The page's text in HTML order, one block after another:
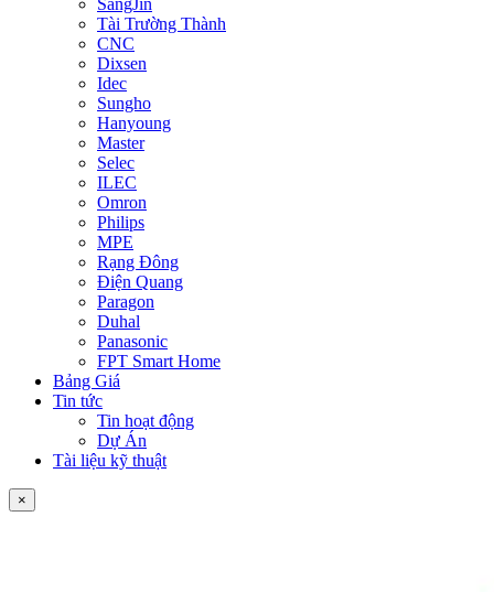
SangJin
Tài Trường Thành
CNC
Dixsen
Idec
Sungho
Hanyoung
Master
Selec
ILEC
Omron
Philips
MPE
Rạng Đông
Điện Quang
Paragon
Duhal
Panasonic
FPT Smart Home
Bảng Giá
Tin tức
Tin hoạt động
Dự Án
Tài liệu kỹ thuật
×